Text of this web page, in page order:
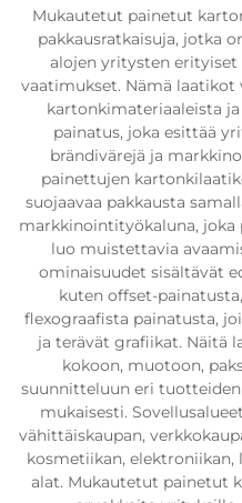
Mukautetut painetut
pakkausratkaisuja, jotka
alojen yritysten
vaatimukset. Nämä
kartonkimateriaaleista
painatus, joka esittää
brändivärejä ja
painettujen
suojaavaa pakkausta
markkinointityökaluna, joka
luo muistettavia
ominaisuudet sisältävät
kuten offset-
flexograafista painatusta,
ja terävät grafiikat. Näitä
kokoon, muotoon,
suunnitteluun eri
mukaisesti.
vähittäiskaupan,
kosmetiikan, elektroniikan,
alat. Mukautetut painetut